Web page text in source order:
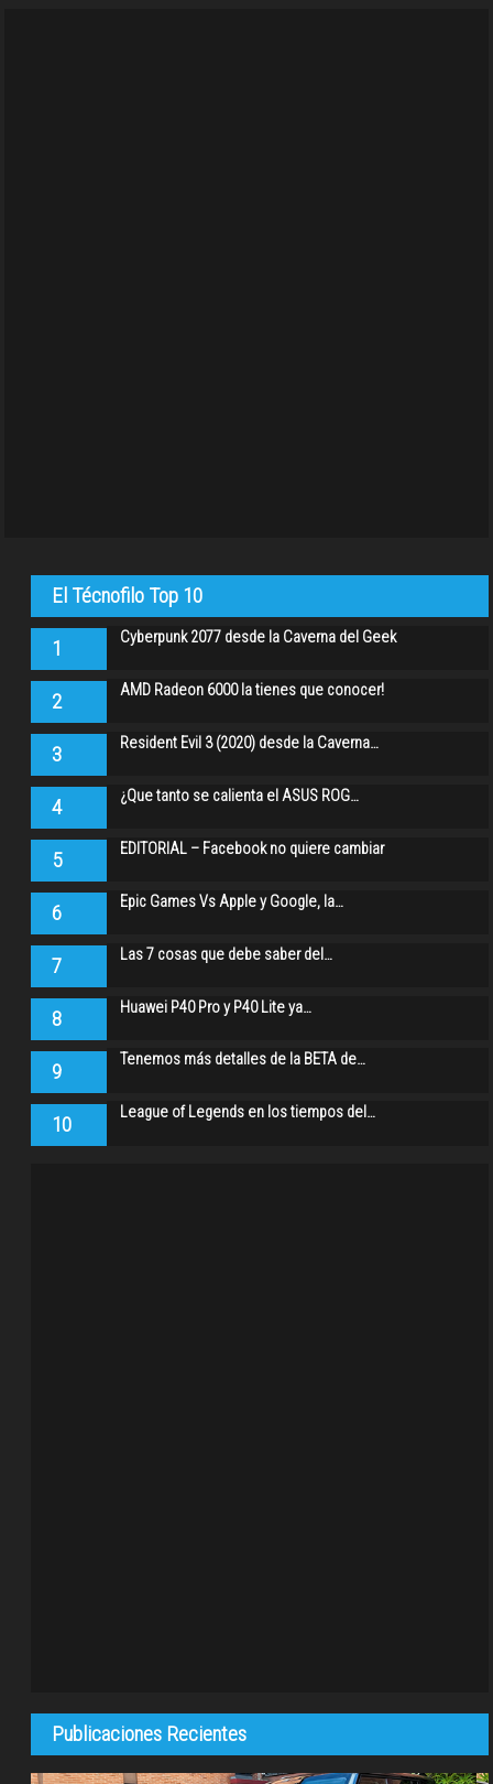
El Técnofilo Top 10
1 Cyberpunk 2077 desde la Caverna del Geek
2 AMD Radeon 6000 la tienes que conocer!
3 Resident Evil 3 (2020) desde la Caverna…
4 ¿Que tanto se calienta el ASUS ROG…
5 EDITORIAL – Facebook no quiere cambiar
6 Epic Games Vs Apple y Google, la…
7 Las 7 cosas que debe saber del…
8 Huawei P40 Pro y P40 Lite ya…
9 Tenemos más detalles de la BETA de…
10 League of Legends en los tiempos del…
Publicaciones Recientes